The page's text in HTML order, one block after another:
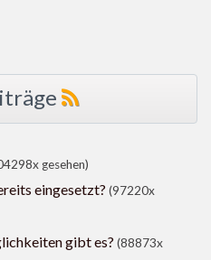
gesehen)
eingesetzt? (97220x
gibt es? (88873x